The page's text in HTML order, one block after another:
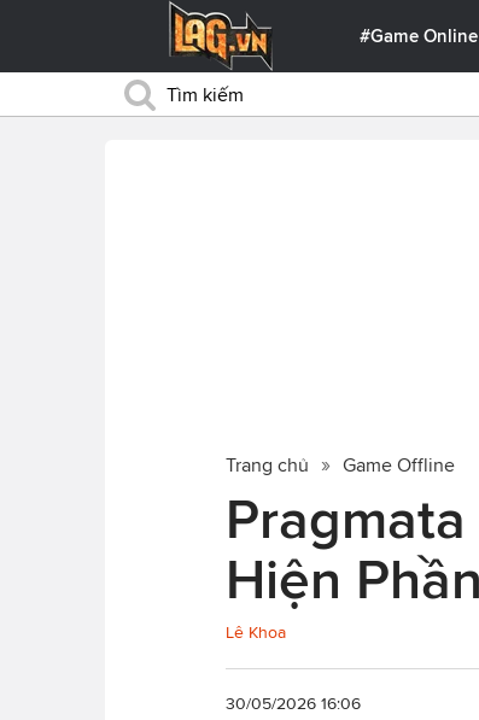
#Game Online
Trang chủ Game Offline
Hiện
Lê Khoa
30/05/2026 16:06